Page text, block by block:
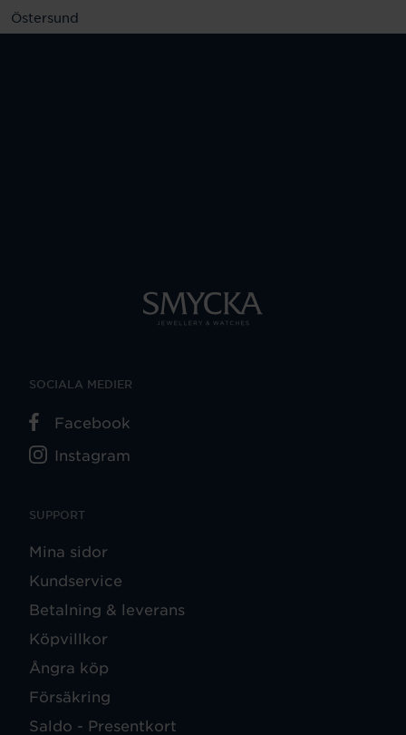
Östersund
SUPPORT
Mina sidor
Kundservice
Betalning & leverans
Köpvillkor
Ångra köp
Försäkring
Saldo - Presentkort
SOCIALA MEDIER
Facebook
Instagram